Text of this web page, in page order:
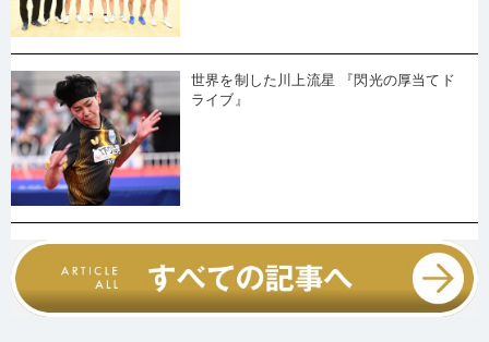
世界を制した川上流星 『閃光の厚当てド
ライブ』